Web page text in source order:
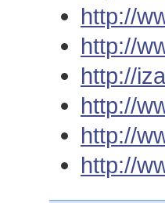
http://
http://
http://
http://
http://
http://